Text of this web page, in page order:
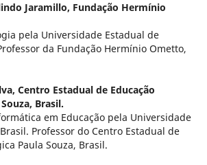
Jaramillo, Fundação Hermínio
pela Universidade Estadual de
da Fundação Hermínio Ometto,
Centro Estadual de Educação
Brasil.
em Educação pela Universidade
Professor do Centro Estadual de
Paula Souza, Brasil.